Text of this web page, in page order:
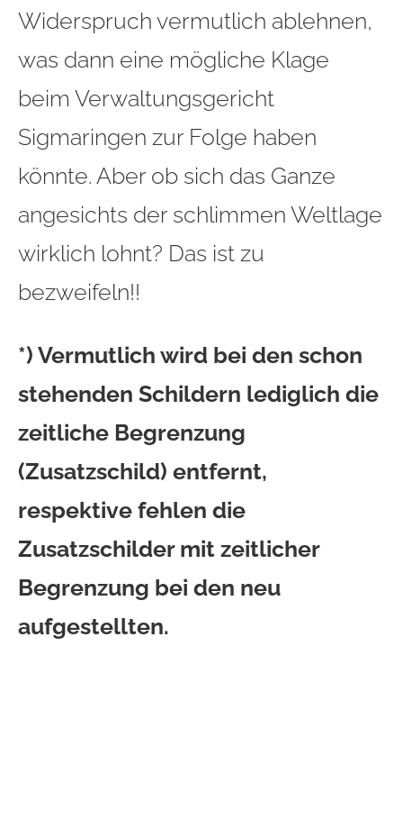
Widerspruch vermutlich ablehnen,
was dann eine mögliche Klage
beim Verwaltungsgericht
Sigmaringen zur Folge haben
könnte. Aber ob sich das Ganze
angesichts der schlimmen Weltlage
wirklich lohnt? Das ist zu
bezweifeln!!
*) Vermutlich wird bei den schon
stehenden Schildern lediglich die
zeitliche Begrenzung
(Zusatzschild) entfernt,
respektive fehlen die
Zusatzschilder mit zeitlicher
Begrenzung bei den neu
aufgestellten.